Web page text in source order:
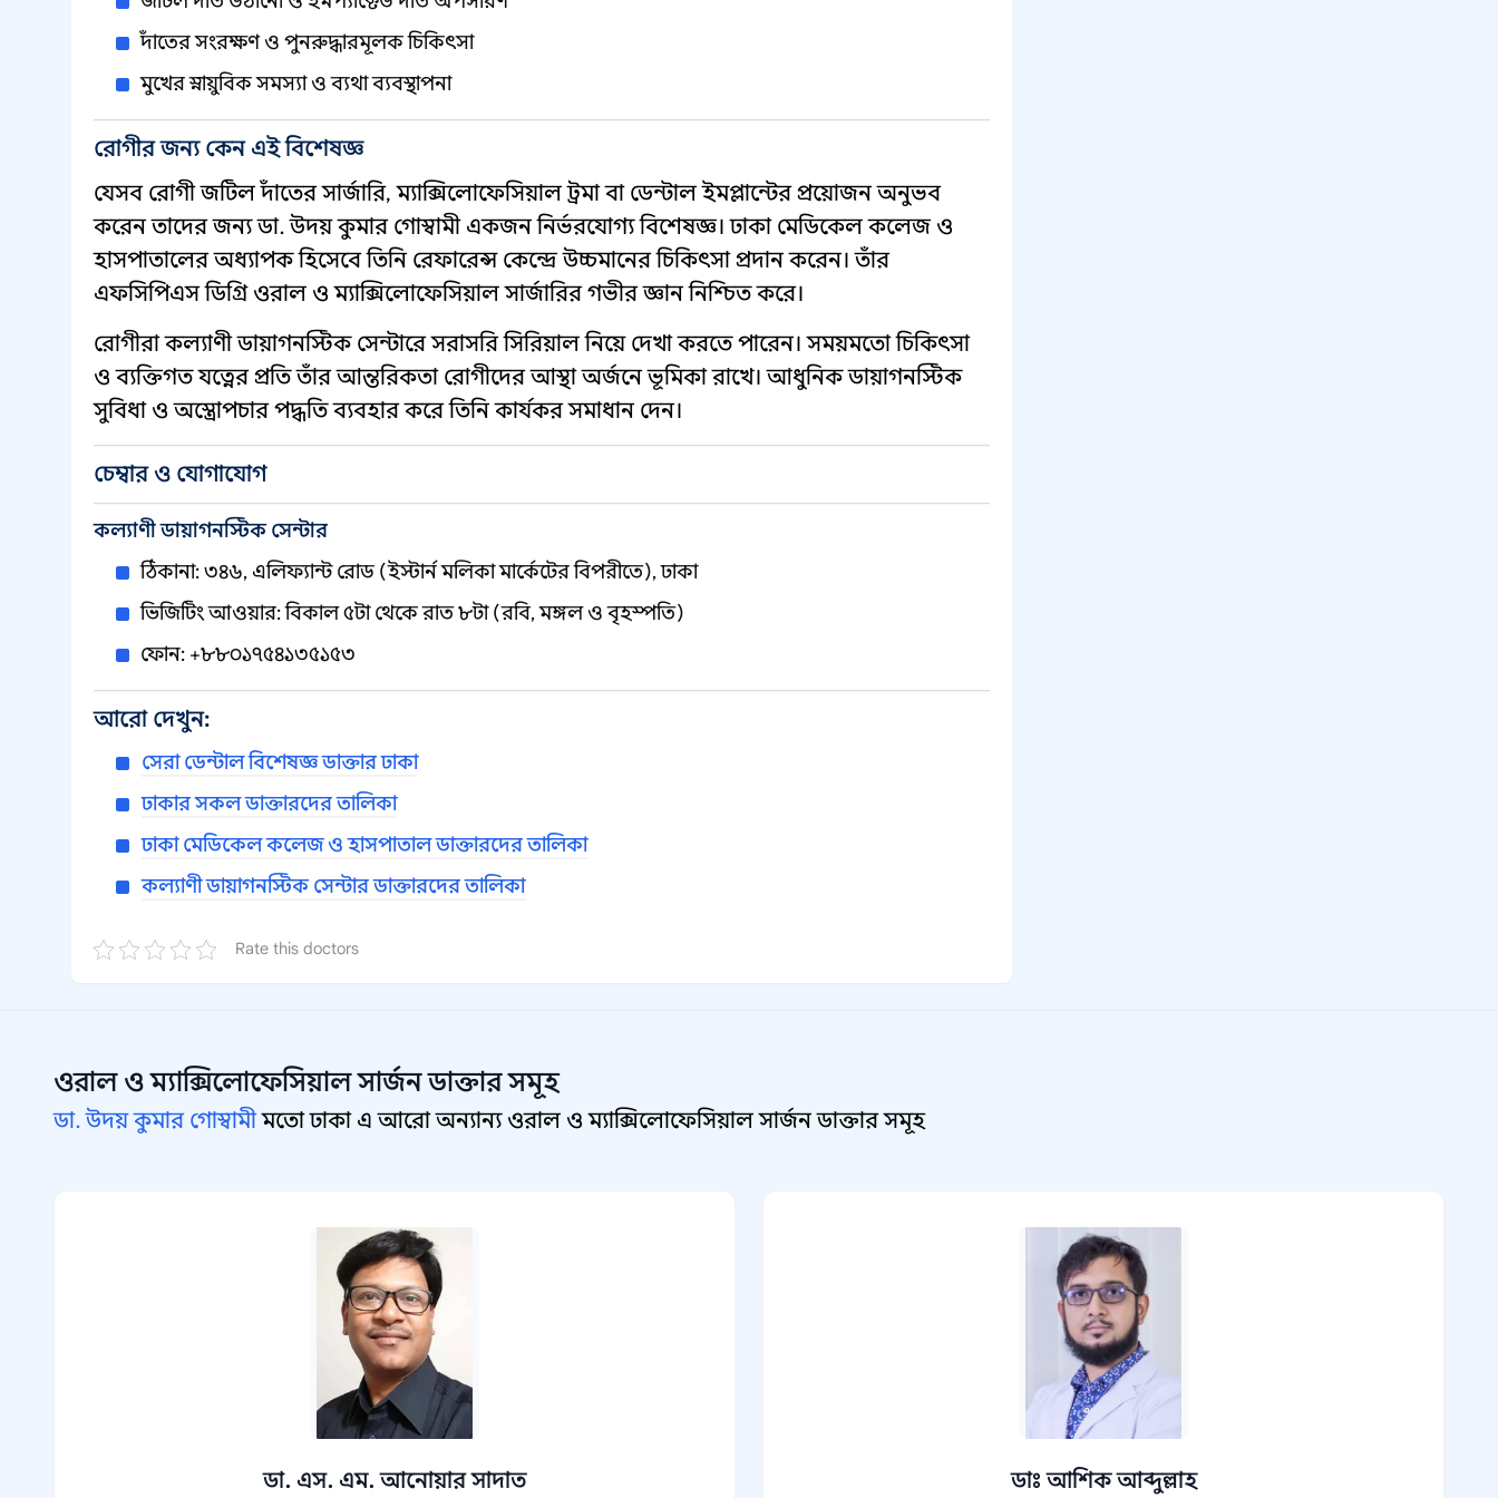
দাঁতের সংরক্ষণ ও পুনরুদ্ধারমূলক চিকিৎসা
মুখের স্নায়ুবিক সমস্যা ও ব্যথা ব্যবস্থাপনা
রোগীর জন্য কেন এই বিশেষজ্ঞ
যেসব রোগী জটিল দাঁতের সার্জারি, ম্যাক্সিলোফেসিয়াল ট্রমা বা ডেন্টাল ইমপ্লান্টের প্রয়োজন অনুভব
করেন তাদের জন্য ডা. উদয় কুমার গোস্বামী একজন নির্ভরযোগ্য বিশেষজ্ঞ। ঢাকা মেডিকেল কলেজ ও
হাসপাতালের অধ্যাপক হিসেবে তিনি রেফারেন্স কেন্দ্রে উচ্চমানের চিকিৎসা প্রদান করেন। তাঁর
এফসিপিএস ডিগ্রি ওরাল ও ম্যাক্সিলোফেসিয়াল সার্জারির গভীর জ্ঞান নিশ্চিত করে।
রোগীরা কল্যাণী ডায়াগনস্টিক সেন্টারে সরাসরি সিরিয়াল নিয়ে দেখা করতে পারেন। সময়মতো চিকিৎসা
ও ব্যক্তিগত যত্নের প্রতি তাঁর আন্তরিকতা রোগীদের আস্থা অর্জনে ভূমিকা রাখে। আধুনিক ডায়াগনস্টিক
সুবিধা ও অস্ত্রোপচার পদ্ধতি ব্যবহার করে তিনি কার্যকর সমাধান দেন।
চেম্বার ও যোগাযোগ
কল্যাণী ডায়াগনস্টিক সেন্টার
ঠিকানা: ৩৪৬, এলিফ্যান্ট রোড (ইস্টার্ন মলিকা মার্কেটের বিপরীতে), ঢাকা
ভিজিটিং আওয়ার: বিকাল ৫টা থেকে রাত ৮টা (রবি, মঙ্গল ও বৃহস্পতি)
ফোন: +৮৮০১৭৫৪১৩৫১৫৩
আরো দেখুন:
সেরা ডেন্টাল বিশেষজ্ঞ ডাক্তার ঢাকা
ঢাকার সকল ডাক্তারদের তালিকা
ঢাকা মেডিকেল কলেজ ও হাসপাতাল ডাক্তারদের তালিকা
কল্যাণী ডায়াগনস্টিক সেন্টার ডাক্তারদের তালিকা
Rate this doctors
ওরাল ও ম্যাক্সিলোফেসিয়াল সার্জন ডাক্তার সমূহ
ডা. উদয় কুমার গোস্বামীমতো ঢাকা এ আরো অন্যান্য ওরাল ও ম্যাক্সিলোফেসিয়াল সার্জন ডাক্তার সমূহ
ডা. এস. এম. আনোয়ার সাদাত ডাঃ আশিক আব্দুল্লাহ